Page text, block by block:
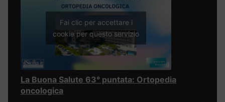
Fai clic per accettare i
cookie per questo servizio
La Buona Salute 63° puntata: Ortopedia
oncologica